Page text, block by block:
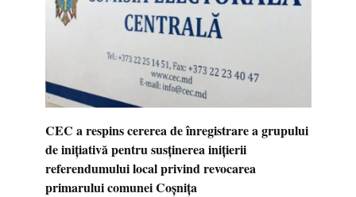
CEC a respins cererea de înregistrare a grupului
de inițiativă pentru susținerea inițierii
referendumului local privind revocarea
primarului comunei Coșnița